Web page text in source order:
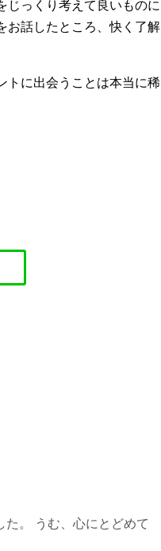
じっくり考えて良いものに
お話したところ、快く了解
トに出会うことは本当に稀
。 うむ、心にとどめて